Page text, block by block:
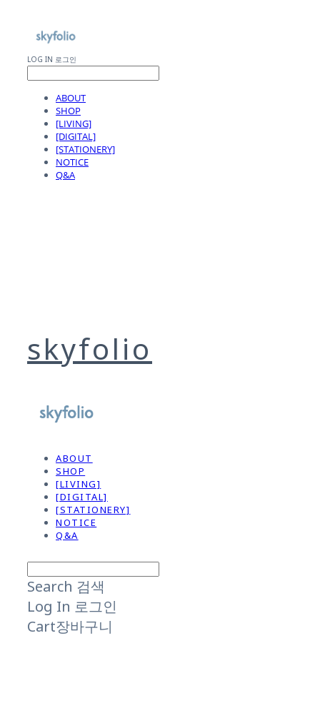
LOG IN 로그인
ABOUT
SHOP
[LIVING]
[DIGITAL]
[STATIONERY]
NOTICE
Q&A
skyfolio
ABOUT
SHOP
[LIVING]
[DIGITAL]
[STATIONERY]
NOTICE
Q&A
Search 검색
Log In 로그인
Cart장바구니